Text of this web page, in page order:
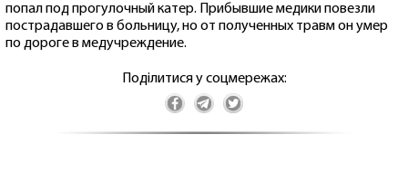
попал под прогулочный катер. Прибывшие медики повезли
пострадавшего в больницу, но от полученных травм он умер
по дороге в медучреждение.
Поділитися у соцмережах: